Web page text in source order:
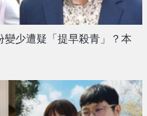
少遭疑「提早殺青」？本